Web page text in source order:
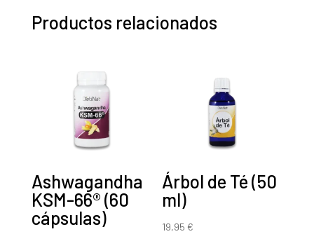
cantidad
Productos relacionados
Ashwagandha
KSM-66® (60
cápsulas)
Árbol de Té (50
ml)
19,95 €